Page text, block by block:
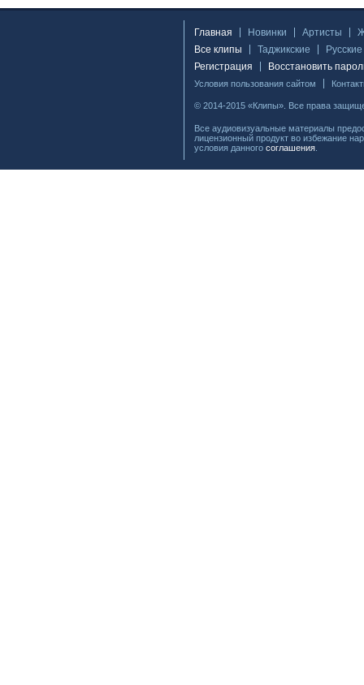
Главная Новинки Артисты
Все клипы
Таджикские
Русские
Регистрация
Восстановить
Условия пользования сайтом
© 2014-2015 «Клипы». Все права
Все аудиовизуальные материалы
лицензионный продукт во избежание
условия данного соглашения